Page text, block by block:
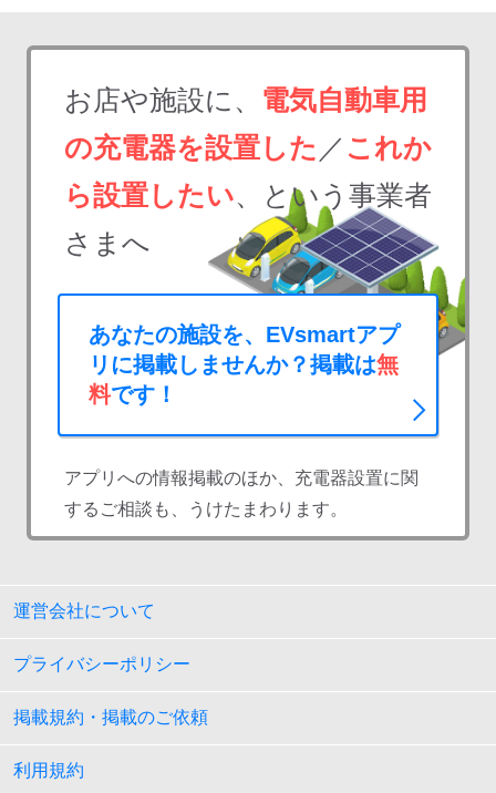
お店や施設に、 電気自動車用
の充電器を設置した ／ これか
ら設置したい、という事業者
さまへ
あなたの施設を、EVsmartアプ
リに掲載しませんか？掲載は無
料です！
アプリへの情報掲載のほか、充電器設置に関
するご相談も、うけたまわります。
運営会社について
プライバシーポリシー
掲載規約・掲載のご依頼
利用規約